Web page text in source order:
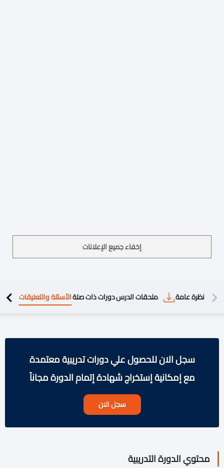
إخفاء جميع الإعلانات
نظرة عامة ملحقات الدرسدورات ذات صلةالأسئلة والتعليقات
سجل الان للحصول علي دورات تدريبية معتمدة
مع إمكانية إستخراج شهادة إتمام الدورة مجاناً
سجل الان
محتوي الدورة التدريبية